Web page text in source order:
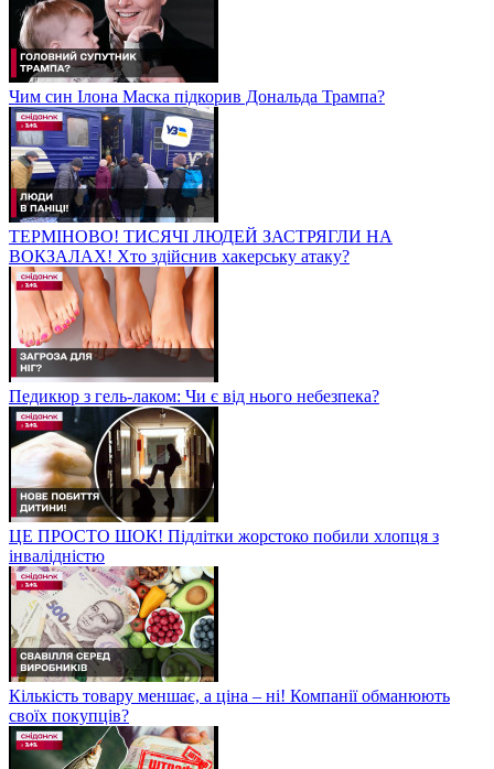
Чим син Ілона Маска підкорив Дональда Трампа?
ТЕРМІНОВО! ТИСЯЧІ ЛЮДЕЙ ЗАСТРЯГЛИ НА
ВОКЗАЛАХ! Хто здійснив хакерську атаку?
Педикюр з гель-лаком: Чи є від нього небезпека?
ЦЕ ПРОСТО ШОК! Підлітки жорстоко побили хлопця з
інвалідністю
Кількість товару меншає, а ціна – ні! Компанії обманюють
своїх покупців?